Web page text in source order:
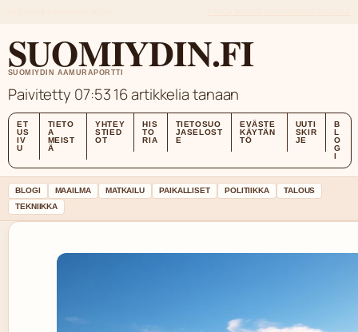
SUOMIYDIN.FI
SUOMIYDIN AAMURAPORTTI
Paivitetty 07:5316 artikkelia tanaan
ET
US
IV
U
TIETO
A
MEIST
Ä
YHTEY
STIED
OT
HIS
TO
RIA
TIETOSUO
JASELOST
E
EVÄSTE
KÄYTÄN
TÖ
UUTI
SKIR
JE
B
L
O
G
I
BLOGI MAAILMA MATKAILU PAIKALLISET POLITIIKKA
TALOUS
TEKNIIKKA